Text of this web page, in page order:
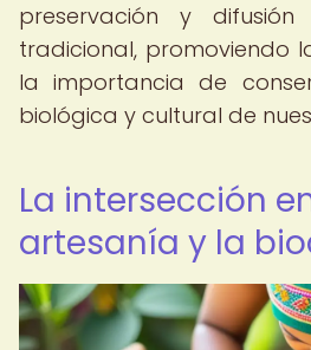
preservación y
tradicional, promoviendo
la importancia de
biológica y cultural de
La intersección
artesanía y la